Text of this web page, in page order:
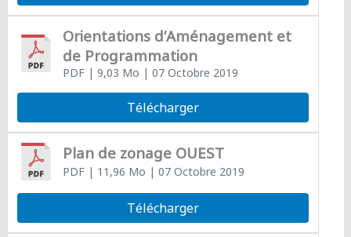
Orientations d’Aménagement et
de Programmation
PDF| 9,03 Mo | 07 Octobre 2019
Télécharger
Plan de zonage OUEST
PDF| 11,96 Mo | 07 Octobre 2019
Télécharger